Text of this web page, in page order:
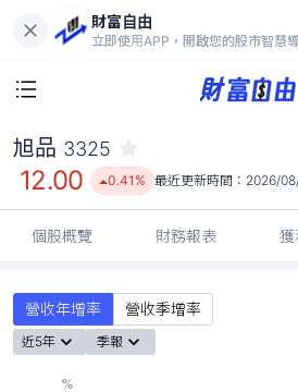
財富自由
立即使用APP，開啟您的股市智慧
12.00
0.41%
旭品 3325
12.00 0.41% 最近更新時間： 2026/
個股概覽 財務報表 獲
營收年增率 營收季增率
近5年 季報